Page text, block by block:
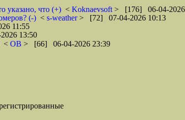
указано, что (+) < Koknaevsoft > [176] 06-04-2026
(-) < s-weather> [72] 07-04-2026 10:13
11:55
13:50
< ОВ > [66] 06-04-2026 23:39